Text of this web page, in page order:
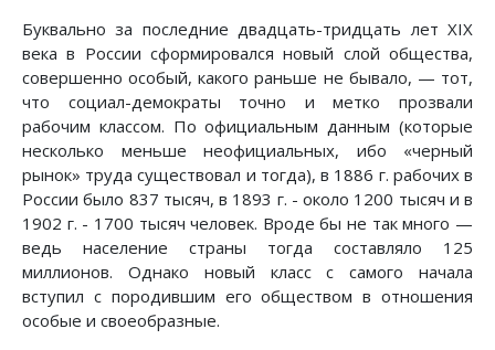
Буквально за последние двадцать-тридцать лет XIX
века в России сформировался новый слой общества,
совершенно особый, какого раньше не бывало, — тот,
что социал-демократы точно и метко прозвали
рабочим классом. По официальным данным (которые
несколько меньше неофициальных, ибо «черный
рынок» труда существовал и тогда), в 1886 г. рабочих в
России было 837 тысяч, в 1893 г. - около 1200 тысяч и в
1902 г. - 1700 тысяч человек. Вроде бы не так много —
ведь население страны тогда составляло 125
миллионов. Однако новый класс с самого начала
вступил с породившим его обществом в отношения
особые и своеобразные.